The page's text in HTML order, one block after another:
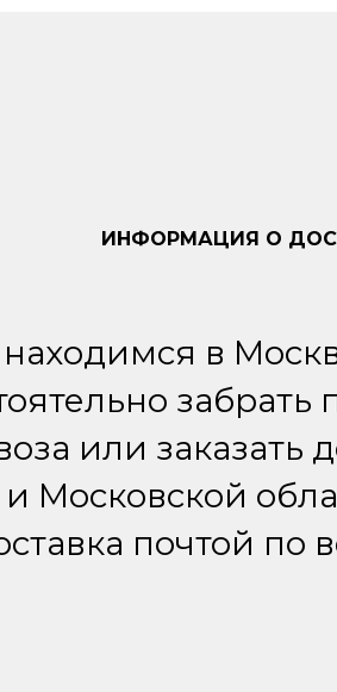
ИНФОРМАЦИЯ О
в
забрать
или заказать
Московской
почтой по